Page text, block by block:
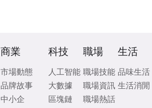
商業
市場動態
品牌故事
中小企
科技
人工智能
大數據
區塊鏈
職場
職場技能
職場資訊
職場熱話
生活
品味生活
生活消閒